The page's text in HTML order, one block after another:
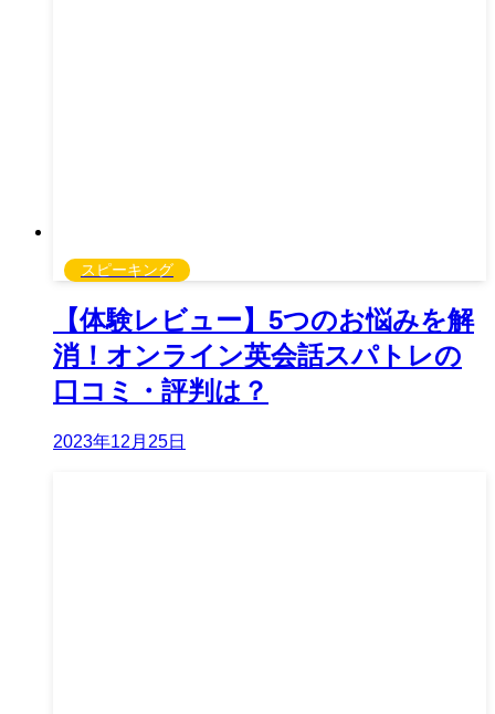
スピーキング
【体験レビュー】5つのお悩みを解
消！オンライン英会話スパトレの
口コミ・評判は？
2023年12月25日